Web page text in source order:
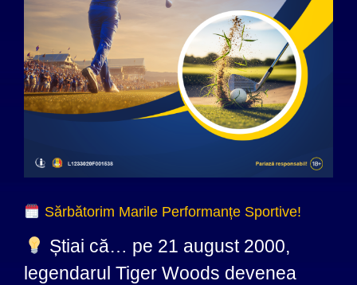
Sărbătorim Marile Performanțe Sportive!
Știai că… pe 21 august 2000,
legendarul Tiger Woods devenea